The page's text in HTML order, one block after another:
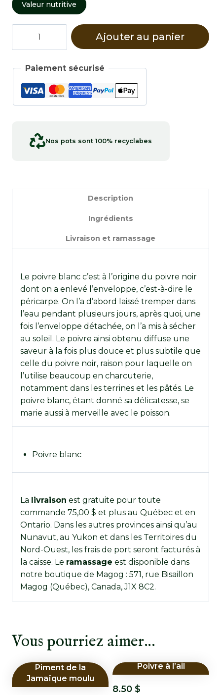
Valeur nutritive
blanc
Ajouter au panier
Paiement sécurisé
Nos pots sont 100% recyclabes
Description
Ingrédients
Livraison et ramassage
Le poivre blanc c’est à l’origine du poivre noir
dont on a enlevé l’enveloppe, c’est-à-dire le
péricarpe. On l’a d’abord laissé tremper dans
l’eau pendant plusieurs jours, après quoi, une
fois l’enveloppe détachée, on l’a mis à sécher
au soleil. Le poivre ainsi obtenu diffuse une
saveur à la fois plus douce et plus subtile que
celle du poivre noir, raison pour laquelle on
l’utilise beaucoup en charcuterie,
notamment dans les terrines et les pâtés. Le
poivre blanc, étant donné sa délicatesse, se
marie aussi à merveille avec le poisson.
Poivre blanc
La livraison est gratuite pour toute
commande 75,00 $ et plus au Québec et en
Ontario. Dans les autres provinces ainsi qu’au
Nunavut, au Yukon et dans les Territoires du
Nord-Ouest, les frais de port seront facturés à
la caisse. Le ramassage est disponible dans
notre boutique de Magog : 571, rue Bisaillon
Magog (Québec), Canada, J1X 8C2.
Vous pourriez aimer…
Piment de la
Jamaïque moulu
Poivre à l’ail
8.50 $